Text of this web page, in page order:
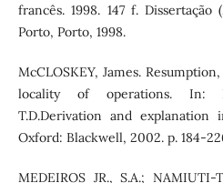
francês. 1998. 147 f. Dissertação
Porto, Porto, 1998.
McCLOSKEY, James.
locality of operations. In:
T.D.Derivation and
Oxford: Blackwell, 2002. p. 184-
MEDEIROS JR., S.A.;